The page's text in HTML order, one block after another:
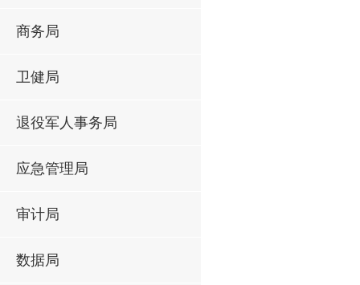
商务局
卫健局
退役军人事务局
应急管理局
审计局
数据局